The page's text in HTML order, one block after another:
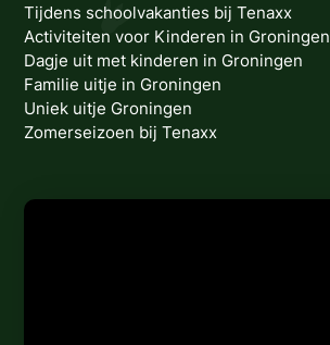
Tijdens schoolvakanties bij Tenaxx
Activiteiten voor Kinderen in Groningen
Dagje uit met kinderen in Groningen
Familie uitje in Groningen
Uniek uitje Groningen
Zomerseizoen bij Tenaxx